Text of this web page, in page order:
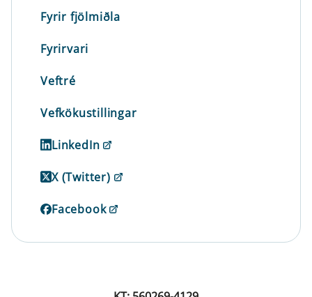
Fyrir fjölmiðla
Fyrirvari
Veftré
Vefkökustillingar
LinkedIn
X (Twitter)
Facebook